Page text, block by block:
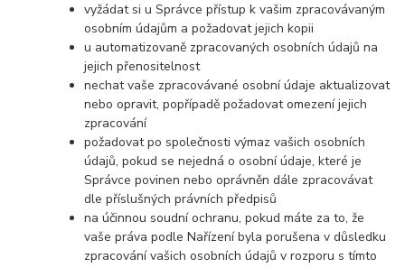
vyžádat si u Správce přístup k vašim zpracovávaným
osobním údajům a požadovat jejich kopii
u automatizovaně zpracovaných osobních údajů na
jejich přenositelnost
nechat vaše zpracovávané osobní údaje aktualizovat
nebo opravit, popřípadě požadovat omezení jejich
zpracování
požadovat po společnosti výmaz vašich osobních
údajů, pokud se nejedná o osobní údaje, které je
Správce povinen nebo oprávněn dále zpracovávat
dle příslušných právních předpisů
na účinnou soudní ochranu, pokud máte za to, že
vaše práva podle Nařízení byla porušena v důsledku
zpracování vašich osobních údajů v rozporu s tímto